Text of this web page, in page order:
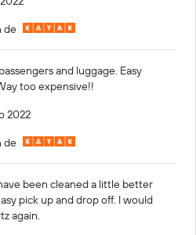
de
and luggage. Easy
too expensive!!
2022
de
been cleaned a little better
pick up and drop off. I would
again.